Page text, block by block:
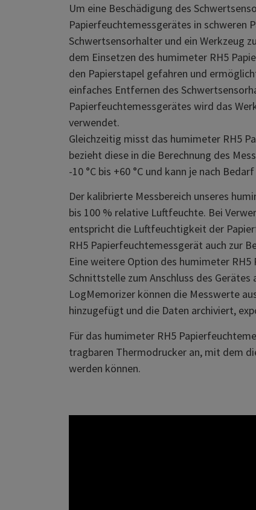
Um eine Beschädigung des
Papierfeuchtemessgerätes in schweren
Schwertsensorhalter und ein Werkzeug
dem Einsetzen des humimeter RH5
den Papierstapel gefahren und
einfaches Entfernen des
Papierfeuchtemessgerätes wird das
verwendet.
Gleichzeitig misst das humimeter RH5
bezieht diese in die Berechnung des
-10 °C bis +60 °C und kann je nach
Der kalibrierte Messbereich unseres
bis 100 % relative Luftfeuchte. Bei
entspricht die Luftfeuchtigkeit der
RH5 Papierfeuchtemessgerät auch zur
Eine weitere Option des humimeter
Schnittstelle zum Anschluss des
LogMemorizer können die Messwerte
hinzugefügt und die Daten archiviert,
Für das humimeter RH5
tragbaren Thermodrucker an, mit dem
werden können.